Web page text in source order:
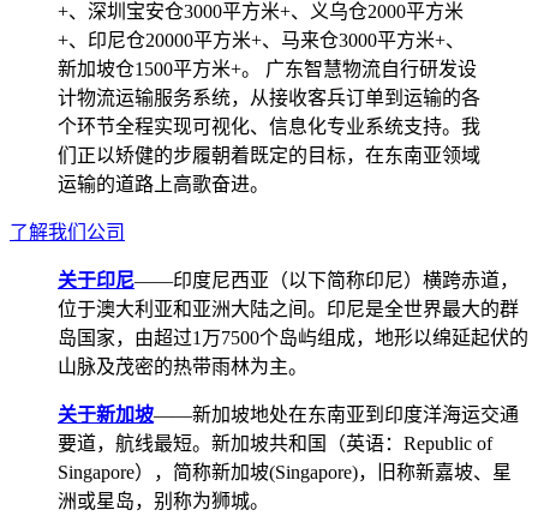
+、深圳宝安仓3000平方米+、义乌仓2000平方米
+、印尼仓20000平方米+、马来仓3000平方米+、
新加坡仓1500平方米+。 广东智慧物流自行研发设
计物流运输服务系统，从接收客兵订单到运输的各
个环节全程实现可视化、信息化专业系统支持。我
们正以矫健的步履朝着既定的目标，在东南亚领域
运输的道路上高歌奋进。
了解我们公司
关于印尼——印度尼西亚（以下简称印尼）横跨赤道，
位于澳大利亚和亚洲大陆之间。印尼是全世界最大的群
岛国家，由超过1万7500个岛屿组成，地形以绵延起伏的
山脉及茂密的热带雨林为主。
关于新加坡——新加坡地处在东南亚到印度洋海运交通
要道，航线最短。新加坡共和国（英语：Republic of
Singapore），简称新加坡(Singapore)，旧称新嘉坡、星
洲或星岛，别称为狮城。